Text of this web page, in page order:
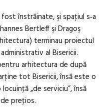
înstrăinate, şi spaţiul s‑a
Bertleff şi Dragoş
terminau proiectul
al Bisericii.
arhitectura de după
tot Bisericii, însă este o
„de serviciu”, însă
preţios.